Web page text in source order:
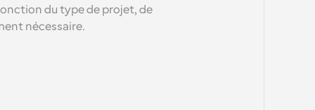
du type de projet, de
nécessaire.